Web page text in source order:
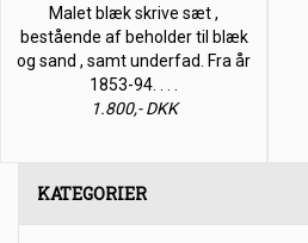
Malet blæk skrive sæt ,
bestående af beholder til blæk
og sand , samt underfad. Fra år
1853-94. . . .
1.800,- DKK
KATEGORIER